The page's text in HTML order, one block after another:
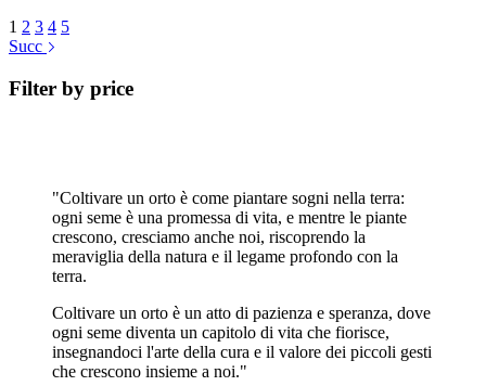
1 2 3 4 5
Succ
Filter by price
"Coltivare un orto è come piantare sogni nella terra:
ogni seme è una promessa di vita, e mentre le piante
crescono, cresciamo anche noi, riscoprendo la
meraviglia della natura e il legame profondo con la
terra.
Coltivare un orto è un atto di pazienza e speranza, dove
ogni seme diventa un capitolo di vita che fiorisce,
insegnandoci l'arte della cura e il valore dei piccoli gesti
che crescono insieme a noi."